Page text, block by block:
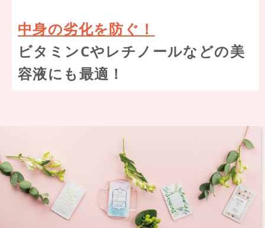
中身の劣化を防ぐ！
ビタミンCやレチノールなどの美
容液にも最適！